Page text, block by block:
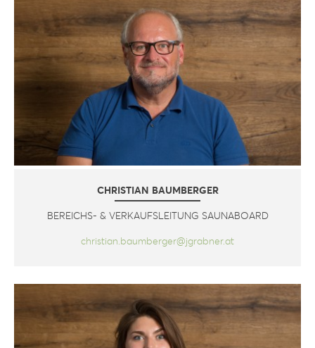
CHRISTIAN BAUMBERGER
BEREICHS- & VERKAUFSLEITUNG SAUNABOARD
christian.baumberger@jgrabner.at